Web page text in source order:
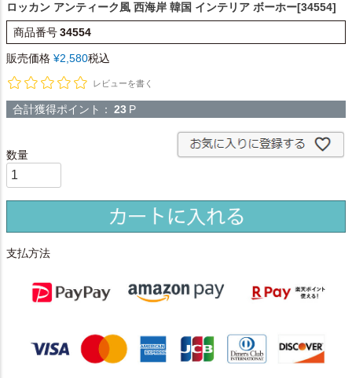
ロッカン アンティーク風 西海岸 韓国 インテリア ボーホー[34554]
商品番号34554
販売価格 ¥2,580税込
レビューを書く
合計獲得ポイント： 23 P
支払方法